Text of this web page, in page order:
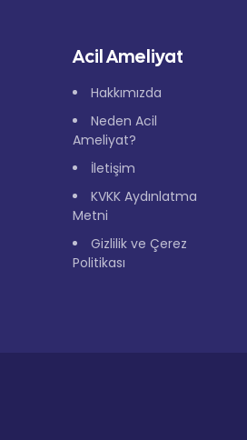
Acil Ameliyat
Hakkımızda
Neden Acil
Ameliyat?
İletişim
KVKK Aydınlatma
Metni
Gizlilik ve Çerez
Politikası